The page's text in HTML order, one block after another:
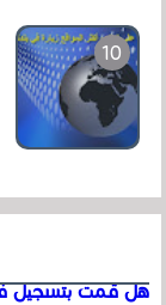
هل قمت بتسجيل